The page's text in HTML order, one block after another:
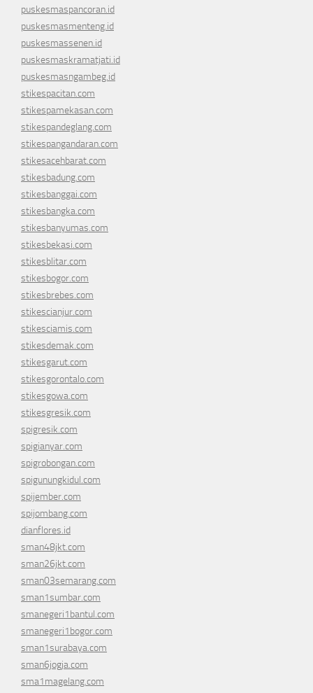
puskesmaspancoran.id
puskesmasmenteng.id
puskesmassenen.id
puskesmaskramatjati.id
puskesmasngambeg.id
stikespacitan.com
stikespamekasan.com
stikespandeglang.com
stikespangandaran.com
stikesacehbarat.com
stikesbadung.com
stikesbanggai.com
stikesbangka.com
stikesbanyumas.com
stikesbekasi.com
stikesblitar.com
stikesbogor.com
stikesbrebes.com
stikescianjur.com
stikesciamis.com
stikesdemak.com
stikesgarut.com
stikesgorontalo.com
stikesgowa.com
stikesgresik.com
spigresik.com
spigianyar.com
spigrobongan.com
spigunungkidul.com
spijember.com
spijombang.com
dianflores.id
sman48jkt.com
sman26jkt.com
sman03semarang.com
sman1sumbar.com
smanegeri1bantul.com
smanegeri1bogor.com
sman1surabaya.com
sman6jogja.com
sma1magelang.com